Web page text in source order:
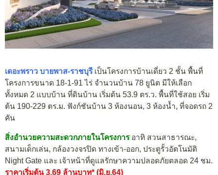
เดอะพราว บายพาส-ราชบุรีเป็นโครงการบ้านเดี่ยว 2 ชั้น พื้นที่
โครงการขนาด 18-1-91 ไร่ จำนวนบ้าน 78 ยูนิต มีให้เลือก
ทั้งหมด 2 แบบบ้าน ที่ดินบ้าน เริ่มต้น 53.9 ตร.ว. พื้นที่ใช้สอย เริ่ม
ต้น 190-229 ตร.ม. ฟังก์ชันบ้าน 3 ห้องนอน, 3 ห้องน้ำ, ที่จอดรถ 2
คัน
สิ่งอำนวยความสะดวกภายในโครงการ อาทิ สวนสาธารณะ,
สนามเด็กเล่น, กล้องวงจรปิด ทางเข้า-ออก, ประตูรั้วอัตโนมัติ
Night Gate และ เจ้าหน้าที่ดูแลรักษาความปลอดภัยตลอด 24 ชม.
ราคาเริ่มต้น 3.69 ล้านบาท* (มิ.ย.64)